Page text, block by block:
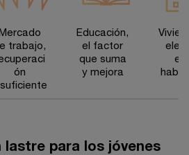
trabajo,
ón
Educación,
el factor
que suma
y mejora
en
lastre para los jóvenes